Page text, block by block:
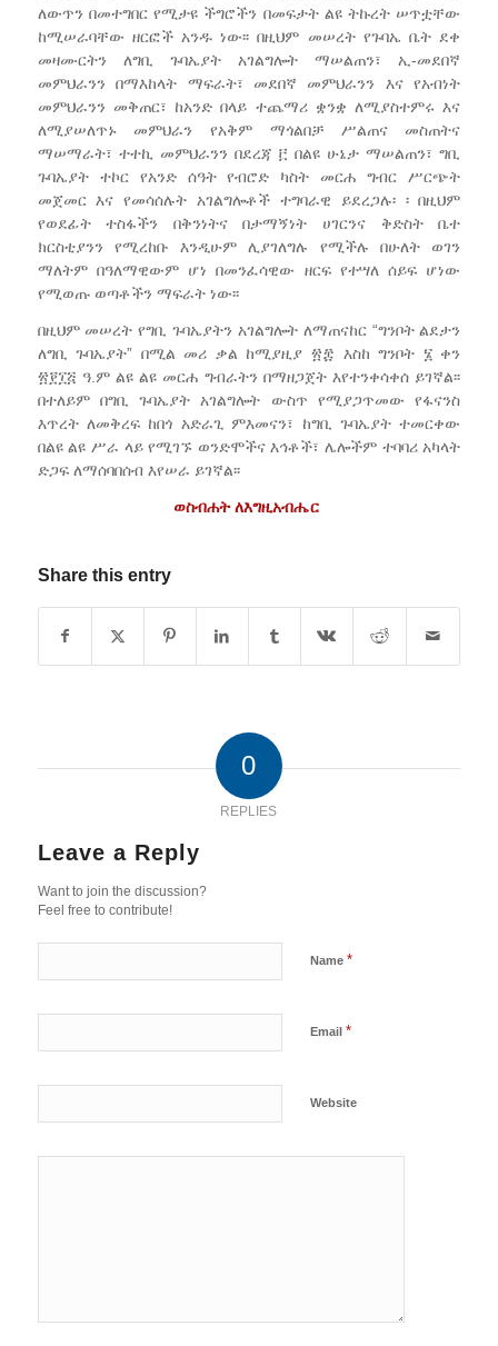
ለውጥን በመተግበር የሚታዩ ችግሮችን በመፍታት ልዩ ትኩረት ሠጥቷቸው
ከሚሠራባቸው ዘርፎች አንዱ ነው፡፡ በዚህም መሠረት የጉባኤ ቤት ደቀ
መዛሙርትን ለግቢ ጉባኤያት አገልግሎት ማሠልጠን፣ ኢ-መደበኛ
መምህራንን በማእከላት ማፍራት፣ መደበኛ መምህራንን እና የአብነት
መምህራንን መቅጠር፣ ከአንድ በላይ ተጨማሪ ቋንቋ ለሚያስተምሩ እና
ለሚያሠለጥኑ መምህራን የአቅም ማጎልበቻ ሥልጠና መስጠትና
ማሠማራት፣ ተተኪ መምህራንን በደረጃ ፫ በልዩ ሁኔታ ማሠልጠን፣ ግቢ
ጉባኤያት ተኮር የአንድ ሰዓት የብሮድ ካስት መርሐ ግብር ሥርጭት
መጀመር እና የመሳሰሉት አገልግሎቶች ተግባራዊ ይደረጋሉ፡ ፡ በዚህም
የወደፊት ተስፋችን በቅንነትና በታማኝነት ሀገርንና ቅድስት ቤተ
ክርስቲያንን የሚረከቡ እንዲሁም ሊያገለግሉ የሚችሉ በሁለት ወገን
ማለትም በዓለማዊውም ሆነ በመንፈሳዊው ዘርፍ የተሣለ ሰይፍ ሆነው
የሚወጡ ወጣቶችን ማፍራት ነው፡፡
በዚህም መሠረት የግቢ ጉባኤያትን አገልግሎት ለማጠናከር “ግንቦት ልደታን
ለግቢ ጉባኤያት” በሚል መሪ ቃል ከሚያዚያ ፳፰ እስከ ግንቦት ፮ ቀን
፳፻፲፭ ዓ.ም ልዩ ልዩ መርሐ ግብራትን በማዘጋጀት እየተንቀሳቀሰ ይገኛል፡፡
በተለይም በግቢ ጉባኤያት አገልግሎት ውስጥ የሚያጋጥመው የፋናንስ
እጥረት ለመቅረፍ ከበጎ አድራጊ ምእመናን፣ ከግቢ ጉባኤያት ተመርቀው
በልዩ ልዩ ሥራ ላይ የሚገኙ ወንድሞችና እኅቶች፣ ሌሎችም ተባባሪ አካላት
ድጋፍ ለማሰባበሰብ እየሠራ ይገኛል፡፡
ወስብሐት ለእግዚአብሔር
Share this entry
0
REPLIES
Leave a Reply
Want to join the discussion?
Feel free to contribute!
Name *
Email *
Website